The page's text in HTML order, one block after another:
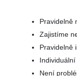
Pravidelně
Zajistíme
Pravidelně
Není